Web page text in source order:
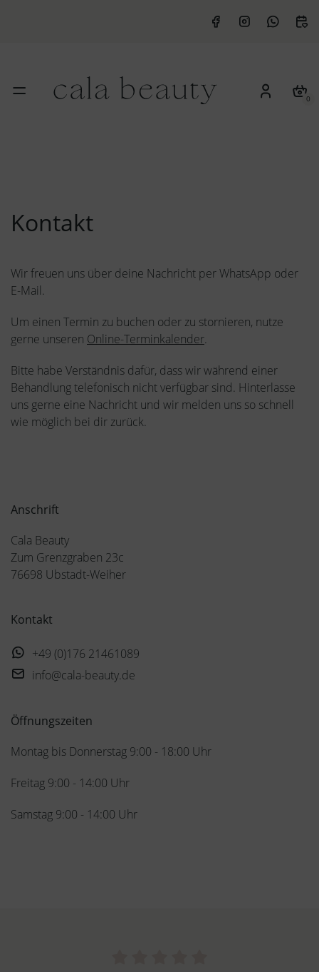
0
Kontakt
Wir freuen uns über deine Nachricht per WhatsApp oder
E-Mail.
Um einen Termin zu buchen oder zu stornieren, nutze
gerne unseren Online-Terminkalender.
Bitte habe Verständnis dafür, dass wir während einer
Behandlung telefonisch nicht verfügbar sind. Hinterlasse
uns gerne eine Nachricht und wir melden uns so schnell
wie möglich bei dir zurück.
Anschrift
Cala Beauty
Zum Grenzgraben 23c
76698 Ubstadt-Weiher
Kontakt
+49 (0)176 21461089
info@cala-beauty.de
Öffnungszeiten
Montag bis Donnerstag 9:00 - 18:00 Uhr
Freitag 9:00 - 14:00 Uhr
Samstag 9:00 - 14:00 Uhr